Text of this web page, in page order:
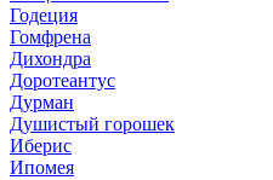
Годеция
Гомфрена
Дихондра
Доротеантус
Дурман
Душистый горошек
Иберис
Ипомея